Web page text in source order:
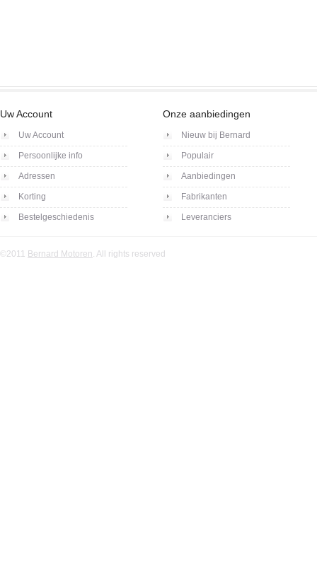
Uw Account
Uw Account
Persoonlijke info
Adressen
Korting
Bestelgeschiedenis
Onze aanbiedingen
Nieuw bij Bernard
Populair
Aanbiedingen
Fabrikanten
Leveranciers
©2011 Bernard Motoren. All rights reserved